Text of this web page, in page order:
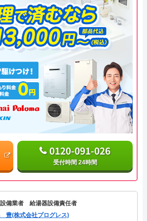
0120-091-026
受付時間 24時間
備業者 給湯器設備責任者
豊(株式会社プログレス)